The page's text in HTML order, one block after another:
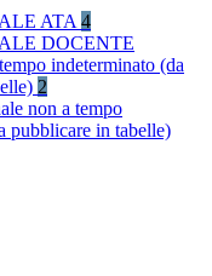
ATA 4
DOCENTE
indeterminato (da
2
non a tempo
pubblicare in tabelle)